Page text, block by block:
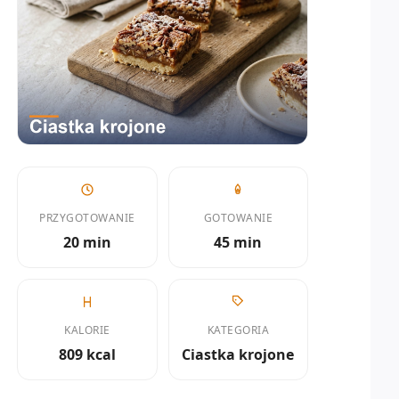
PRZYGOTOWANIE
20 min
GOTOWANIE
45 min
KALORIE
809 kcal
KATEGORIA
Ciastka krojone